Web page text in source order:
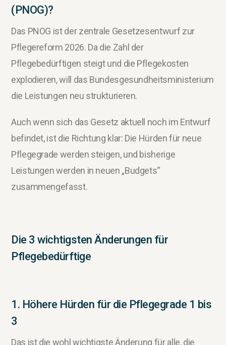
(PNOG)?
Das PNOG ist der zentrale Gesetzesentwurf zur
Pflegereform 2026. Da die Zahl der
Pflegebedürftigen steigt und die Pflegekosten
explodieren, will das Bundesgesundheitsministerium
die Leistungen neu strukturieren.
Auch wenn sich das Gesetz aktuell noch im Entwurf
befindet, ist die Richtung klar: Die Hürden für neue
Pflegegrade werden steigen, und bisherige
Leistungen werden in neuen „Budgets“
zusammengefasst.
Die 3 wichtigsten Änderungen für
Pflegebedürftige
1. Höhere Hürden für die Pflegegrade 1 bis
3
Das ist die wohl wichtigste Änderung für alle, die